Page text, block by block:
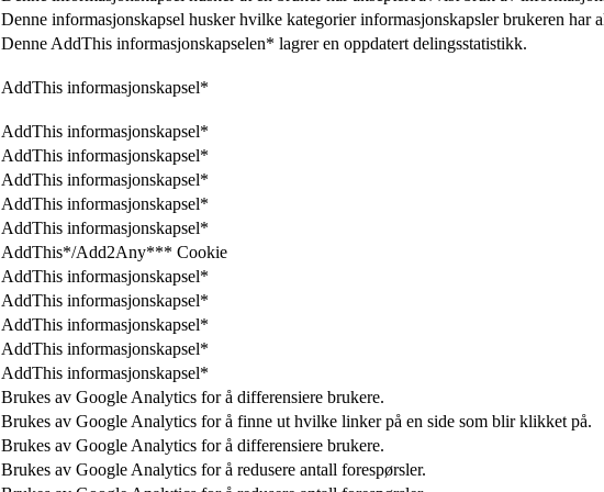
Denne informasjonskapsel husker hvilke kategorier informasjonskapsler brukeren har
Denne AddThis informasjonskapselen* lagrer en oppdatert delingsstatistikk.
AddThis informasjonskapsel*
AddThis informasjonskapsel*
AddThis informasjonskapsel*
AddThis informasjonskapsel*
AddThis informasjonskapsel*
AddThis informasjonskapsel*
AddThis*/Add2Any*** Cookie
AddThis informasjonskapsel*
AddThis informasjonskapsel*
AddThis informasjonskapsel*
AddThis informasjonskapsel*
AddThis informasjonskapsel*
Brukes av Google Analytics for å differensiere brukere.
Brukes av Google Analytics for å finne ut hvilke linker på en side som blir klikket på.
Brukes av Google Analytics for å differensiere brukere.
Brukes av Google Analytics for å redusere antall forespørsler.